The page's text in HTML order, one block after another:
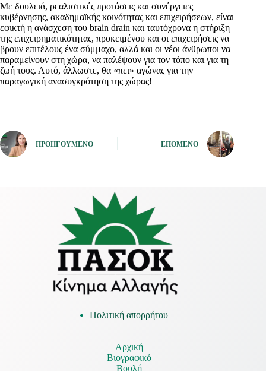
Με δουλειά, ρεαλιστικές προτάσεις και συνέργειες
κυβέρνησης, ακαδημαϊκής κοινότητας και επιχειρήσεων, είναι
εφικτή η ανάσχεση του brain drain και ταυτόχρονα η στήριξη
της επιχειρηματικότητας, προκειμένου και οι επιχειρήσεις να
βρουν επιτέλους ένα σύμμαχο, αλλά και οι νέοι άνθρωποι να
παραμείνουν στη χώρα, να παλέψουν για τον τόπο και για τη
ζωή τους. Αυτό, άλλωστε, θα «πει» αγώνας για την
παραγωγική ανασυγκρότηση της χώρας!
ΠΡΟΗΓΟΎΜΕΝΟ ΕΠΌΜΕΝΟ
Πολιτική απορρήτου
Αρχική
Βιογραφικό
Βουλή